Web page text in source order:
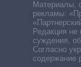
Материалы,
рекламы:
Редакция не
суждения,
Согласно
содержание